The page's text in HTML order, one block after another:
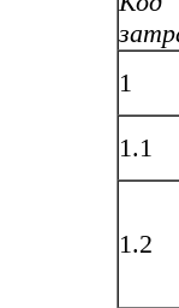
1
1.1
1.2